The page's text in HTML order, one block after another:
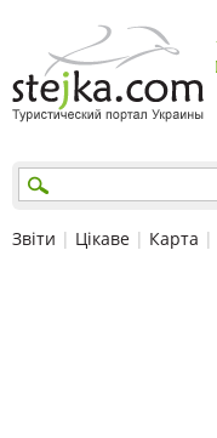
Звіти | Цікаве | Карта |